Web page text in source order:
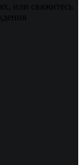
или свяжитесь